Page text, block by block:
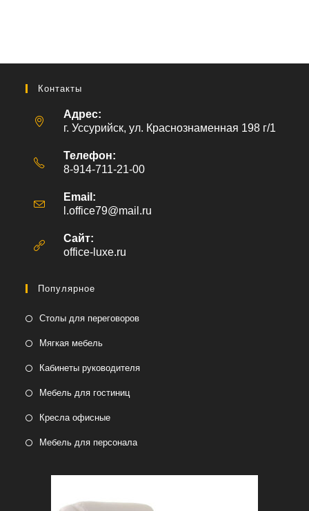
Контакты
Адрес:
г. Уссурийск, ул. Краснознаменная 198 г/1
Телефон:
8-914-711-21-00
Email:
l.office79@mail.ru
Сайт:
office-luxe.ru
Популярное
Столы для переговоров
Мягкая мебель
Кабинеты руководителя
Мебель для гостиниц
Кресла офисные
Мебель для персонала